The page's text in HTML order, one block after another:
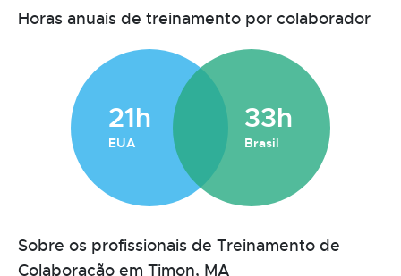
Horas anuais de treinamento por colaborador
21h
EUA
33h
Brasil
Sobre os profissionais de Treinamento de
Colaboração em Timon, MA